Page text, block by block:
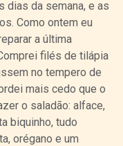
da semana, e as
Como ontem eu
a última
filés de tilápia
no tempero de
mais cedo que o
o saladão: alface,
biquinho, tudo
orégano e um